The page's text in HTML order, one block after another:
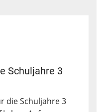
Schuljahre 3
die Schuljahre 3